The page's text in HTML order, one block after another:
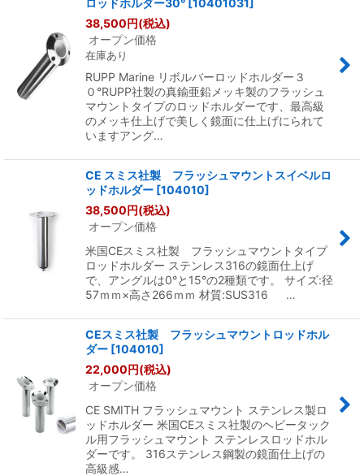
ロッドホルダー30° [10401031]
38,500円(税込)
オープン価格
在庫あり
RUPP Marine リボルバーロッドホルダー３
０°RUPP社製の真鍮亜鉛メッキ製のフラッシュ
マウントタイプのロッドホルダーです、最高級
のメッキ仕上げで美しく鏡面に仕上げにられて
いますアング…
CE スミス社製 フラッシュマウントスイベルロ
ッドホルダー [104010]
38,500円(税込)
オープン価格
米国CEスミス社製 フラッシュマウントタイプ
ロッドホルダー ステンレス316の鏡面仕上げ
で、アングルは0°と15°の2種類です。 サイズ:径
57ｍｍ×高さ266ｍｍ 材質:SUS316 …
CEスミス社製 フラッシュマウントロッドホル
ダー [104010]
22,000円(税込)
オープン価格
CE SMITH フラッシュマウント ステンレス製ロ
ッドホルダー 米国CEスミス社製のヘビータック
ル用フラッシュマウント ステンレスロッドホル
ダーです。 316ステンレス鋼製の鏡面仕上げの
高級感…